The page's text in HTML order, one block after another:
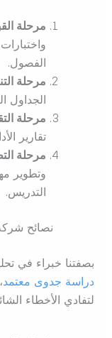
مرحلة
الفصول.
مرحلة
الجداول
مرحلة
تقارير
مرحلة
وتطوير
التدريس.
نصائح
بصفتنا خبراء في
دراسة جدوى معتمد
لتفادي الأخطاء